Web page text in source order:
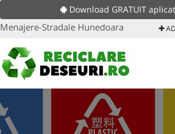
Download GRATUIT
Menajere-Stradale Hunedoara